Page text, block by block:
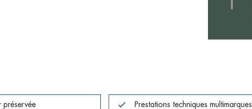
préservée Prestations techniques multimarques